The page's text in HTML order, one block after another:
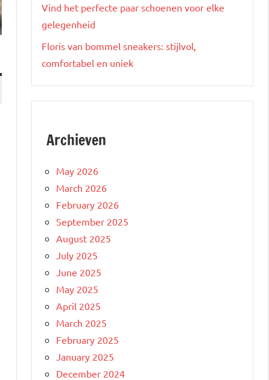
Vind het perfecte paar schoenen voor elke
gelegenheid
Floris van bommel sneakers: stijlvol,
comfortabel en uniek
Archieven
May 2026
March 2026
February 2026
September 2025
August 2025
July 2025
June 2025
May 2025
April 2025
March 2025
February 2025
January 2025
December 2024